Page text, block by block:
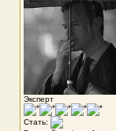
Эксперт
Стать: